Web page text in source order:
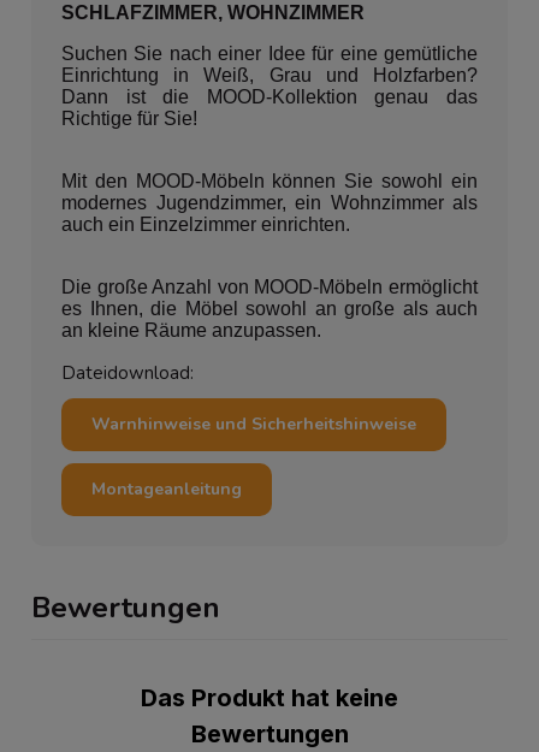
SCHLAFZIMMER, WOHNZIMMER
Suchen Sie nach einer Idee für eine gemütliche
Einrichtung in Weiß, Grau und Holzfarben?
Dann ist die MOOD-Kollektion genau das
Richtige für Sie!
Mit den MOOD-Möbeln können Sie sowohl ein
modernes Jugendzimmer, ein Wohnzimmer als
auch ein Einzelzimmer einrichten.
Die große Anzahl von MOOD-Möbeln ermöglicht
es Ihnen, die Möbel sowohl an große als auch
an kleine Räume anzupassen.
Dateidownload:
Warnhinweise und Sicherheitshinweise
Montageanleitung
Bewertungen
Das Produkt hat keine
Bewertungen